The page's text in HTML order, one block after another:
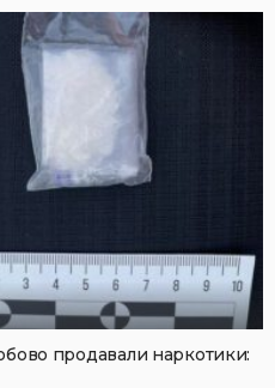
продавали наркотики: